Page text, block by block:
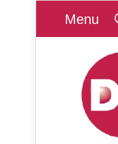
Menu